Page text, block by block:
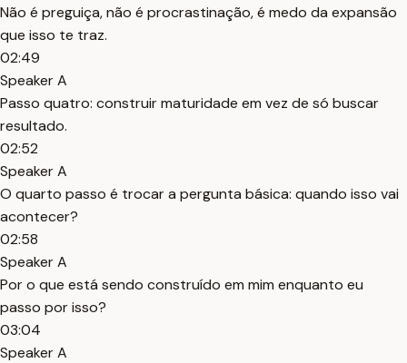
Não é preguiça, não é procrastinação, é medo da expansão
que isso te traz.
02:49
Speaker A
Passo quatro: construir maturidade em vez de só buscar
resultado.
02:52
Speaker A
O quarto passo é trocar a pergunta básica: quando isso vai
acontecer?
02:58
Speaker A
Por o que está sendo construído em mim enquanto eu
passo por isso?
03:04
Speaker A